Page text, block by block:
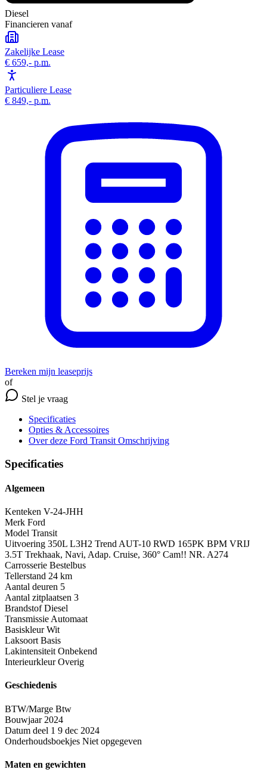
Diesel
Financieren vanaf
Zakelijke Lease
€ 659,- p.m.
Particuliere Lease
€ 849,- p.m.
Bereken mijn leaseprijs
of
Stel je vraag
Specificaties
Opties & Accessoires
Over deze Ford Transit Omschrijving
Specificaties
Algemeen
Kenteken V-24-JHH
Merk Ford
Model Transit
Uitvoering 350L L3H2 Trend AUT-10 RWD 165PK BPM VRIJ
3.5T Trekhaak, Navi, Adap. Cruise, 360° Cam!! NR. A274
Carrosserie Bestelbus
Tellerstand 24 km
Aantal deuren 5
Aantal zitplaatsen 3
Brandstof Diesel
Transmissie Automaat
Basiskleur Wit
Laksoort Basis
Lakintensiteit Onbekend
Interieurkleur Overig
Geschiedenis
BTW/Marge Btw
Bouwjaar 2024
Datum deel 1 9 dec 2024
Onderhoudsboekjes Niet opgegeven
Maten en gewichten